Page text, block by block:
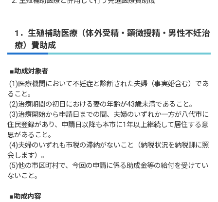
1． 生殖補助医療（体外受精・顕微授精・男性不妊治
療）費助成
■助成対象者
(1)医療機関において不妊症と診断された夫婦（事実婚含む）であ
ること。
(2)治療期間の初日における妻の年齢が43歳未満であること。
(3)治療開始から申請日までの間、夫婦のいずれか一方が八代市に
住民登録があり、申請日以降も本市に1年以上継続して居住する意
思があること。
(4)夫婦のいずれも市税の滞納がないこと（納税状況を納税課に照
会します）。
(5)他の市区町村で、今回の申請に係る助成金等の給付を受けてい
ないこと。
■助成内容